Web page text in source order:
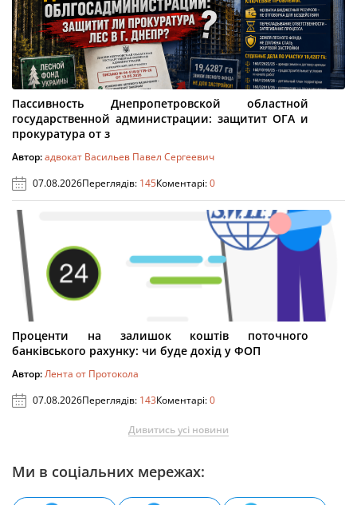
Пассивность Днепропетровской областной
государственной администрации: защитит ОГА и
прокуратура от з
Автор:адвокат Васильев Павел Сергеевич
07.08.2026Переглядів: 145Коментарі:0
Проценти на залишок коштів поточного
банківського рахунку: чи буде дохід у ФОП
Автор:Лента от Протокола
07.08.2026Переглядів: 143Коментарі:0
Дивитись усі новини
Ми в соціальних мережах: